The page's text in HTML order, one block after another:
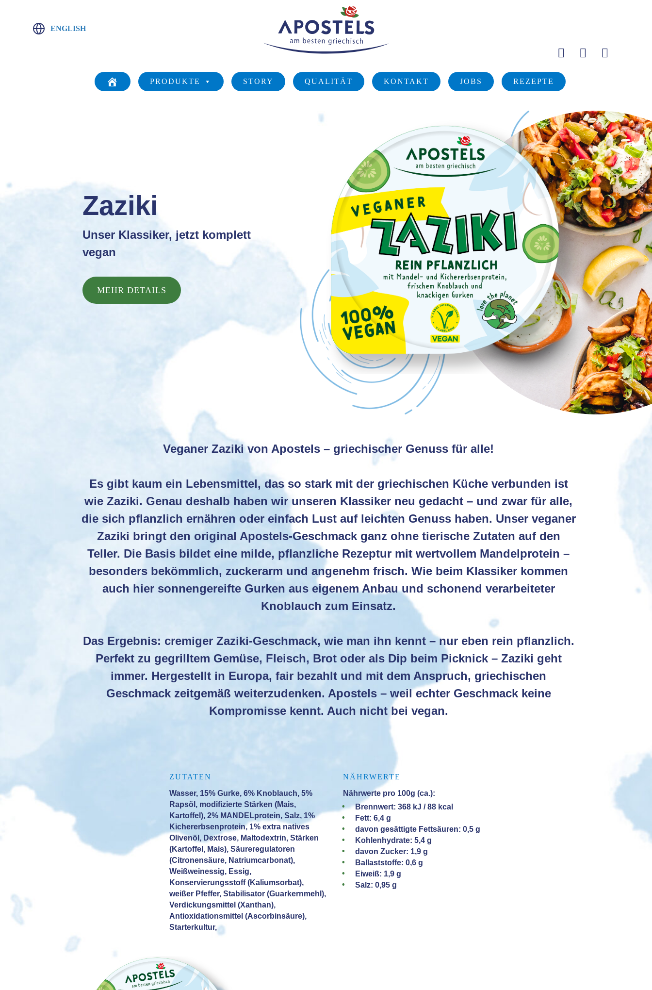
ENGLISH
PRODUKTE STORY QUALITÄT KONTAKT JOBS REZEPTE
Zaziki
Unser Klassiker, jetzt komplett
vegan
MEHR DETAILS
Veganer Zaziki von Apostels – griechischer Genuss für alle!
Es gibt kaum ein Lebensmittel, das so stark mit der griechischen Küche verbunden ist
wie Zaziki. Genau deshalb haben wir unseren Klassiker neu gedacht – und zwar für alle,
die sich pflanzlich ernähren oder einfach Lust auf leichten Genuss haben. Unser veganer
Zaziki bringt den original Apostels-Geschmack ganz ohne tierische Zutaten auf den
Teller. Die Basis bildet eine milde, pflanzliche Rezeptur mit wertvollem Mandelprotein –
besonders bekömmlich, zuckerarm und angenehm frisch. Wie beim Klassiker kommen
auch hier sonnengereifte Gurken aus eigenem Anbau und schonend verarbeiteter
Knoblauch zum Einsatz.
Das Ergebnis: cremiger Zaziki-Geschmack, wie man ihn kennt – nur eben rein pflanzlich.
Perfekt zu gegrilltem Gemüse, Fleisch, Brot oder als Dip beim Picknick – Zaziki geht
immer. Hergestellt in Europa, fair bezahlt und mit dem Anspruch, griechischen
Geschmack zeitgemäß weiterzudenken. Apostels – weil echter Geschmack keine
Kompromisse kennt. Auch nicht bei vegan.
ZUTATEN
Wasser, 15% Gurke, 6% Knoblauch, 5%
Rapsöl, modifizierte Stärken (Mais,
Kartoffel), 2% MANDELprotein, Salz, 1%
Kichererbsenprotein, 1% extra natives
Olivenöl, Dextrose, Maltodextrin, Stärken
(Kartoffel, Mais), Säureregulatoren
(Citronensäure, Natriumcarbonat),
Weißweinessig, Essig,
Konservierungsstoff (Kaliumsorbat),
weißer Pfeffer, Stabilisator (Guarkernmehl),
Verdickungsmittel (Xanthan),
Antioxidationsmittel (Ascorbinsäure),
Starterkultur,
NÄHRWERTE
Nährwerte pro 100g (ca.):
Brennwert: 368 kJ / 88 kcal
Fett: 6,4 g
davon gesättigte Fettsäuren: 0,5 g
Kohlenhydrate: 5,4 g
davon Zucker: 1,9 g
Ballaststoffe: 0,6 g
Eiweiß: 1,9 g
Salz: 0,95 g